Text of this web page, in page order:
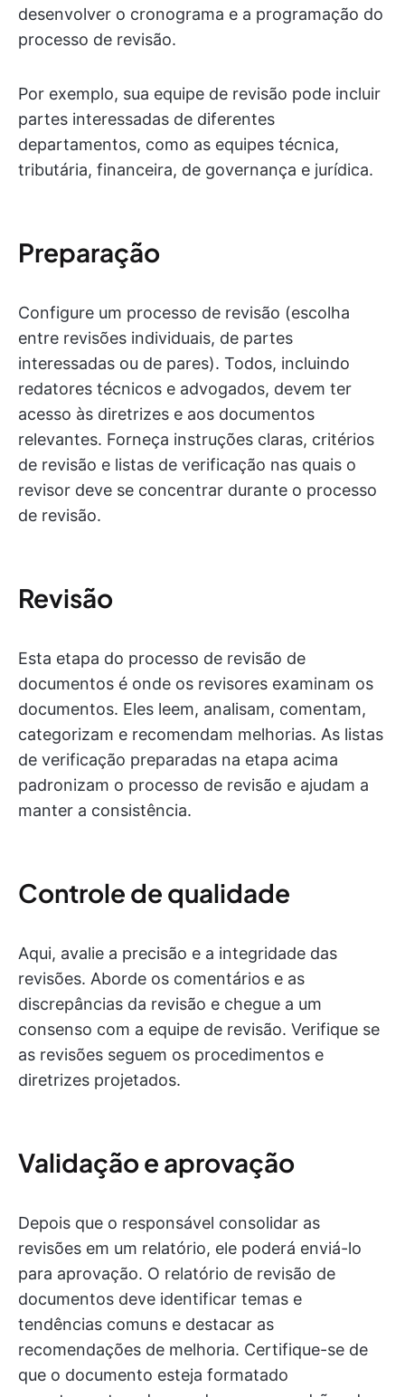
desenvolver o cronograma e a programação do
processo de revisão.
Por exemplo, sua equipe de revisão pode incluir
partes interessadas de diferentes
departamentos, como as equipes técnica,
tributária, financeira, de governança e jurídica.
Preparação
Configure um processo de revisão (escolha
entre revisões individuais, de partes
interessadas ou de pares). Todos, incluindo
redatores técnicos e advogados, devem ter
acesso às diretrizes e aos documentos
relevantes. Forneça instruções claras, critérios
de revisão e listas de verificação nas quais o
revisor deve se concentrar durante o processo
de revisão.
Revisão
Esta etapa do processo de revisão de
documentos é onde os revisores examinam os
documentos. Eles leem, analisam, comentam,
categorizam e recomendam melhorias. As listas
de verificação preparadas na etapa acima
padronizam o processo de revisão e ajudam a
manter a consistência.
Controle de qualidade
Aqui, avalie a precisão e a integridade das
revisões. Aborde os comentários e as
discrepâncias da revisão e chegue a um
consenso com a equipe de revisão. Verifique se
as revisões seguem os procedimentos e
diretrizes projetados.
Validação e aprovação
Depois que o responsável consolidar as
revisões em um relatório, ele poderá enviá-lo
para aprovação. O relatório de revisão de
documentos deve identificar temas e
tendências comuns e destacar as
recomendações de melhoria. Certifique-se de
que o documento esteja formatado